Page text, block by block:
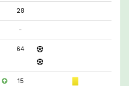
28
-
64
15